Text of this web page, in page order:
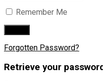
Remember Me
Forgotten Password?
Retrieve your